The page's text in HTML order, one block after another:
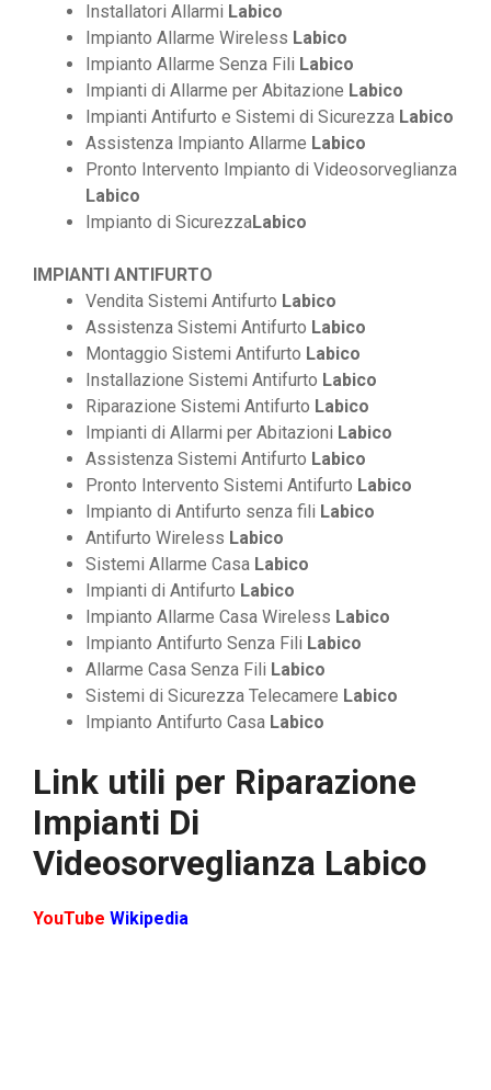
Installatori Allarmi Labico
Impianto Allarme Wireless Labico
Impianto Allarme Senza Fili Labico
Impianti di Allarme per Abitazione Labico
Impianti Antifurto e Sistemi di Sicurezza Labico
Assistenza Impianto Allarme Labico
Pronto Intervento Impianto di Videosorveglianza
Labico
Impianto di SicurezzaLabico
IMPIANTI ANTIFURTO
Vendita Sistemi Antifurto Labico
Assistenza Sistemi Antifurto Labico
Montaggio Sistemi Antifurto Labico
Installazione Sistemi Antifurto Labico
Riparazione Sistemi Antifurto Labico
Impianti di Allarmi per Abitazioni Labico
Assistenza Sistemi Antifurto Labico
Pronto Intervento Sistemi Antifurto Labico
Impianto di Antifurto senza fili Labico
Antifurto Wireless Labico
Sistemi Allarme Casa Labico
Impianti di Antifurto Labico
Impianto Allarme Casa Wireless Labico
Impianto Antifurto Senza Fili Labico
Allarme Casa Senza Fili Labico
Sistemi di Sicurezza Telecamere Labico
Impianto Antifurto Casa Labico
Link utili per Riparazione
Impianti Di
Videosorveglianza Labico
YouTube Wikipedia